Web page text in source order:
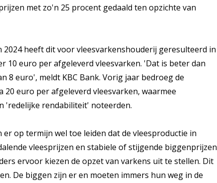
met zo'n 25 procent gedaald ten opzichte van
2024 heeft dit voor vleesvarkenshouderij geresulteerd in
10 euro per afgeleverd vleesvarken. 'Dat is beter dan
8 euro', meldt KBC Bank. Vorig jaar bedroeg de
20 euro per afgeleverd vleesvarken, waarmee
'redelijke rendabiliteit' noteerden.
er op termijn wel toe leiden dat de vleesproductie in
vleesprijzen en stabiele of stijgende biggenprijzen
ervoor kiezen de opzet van varkens uit te stellen. Dit
De biggen zijn er en moeten immers hun weg in de